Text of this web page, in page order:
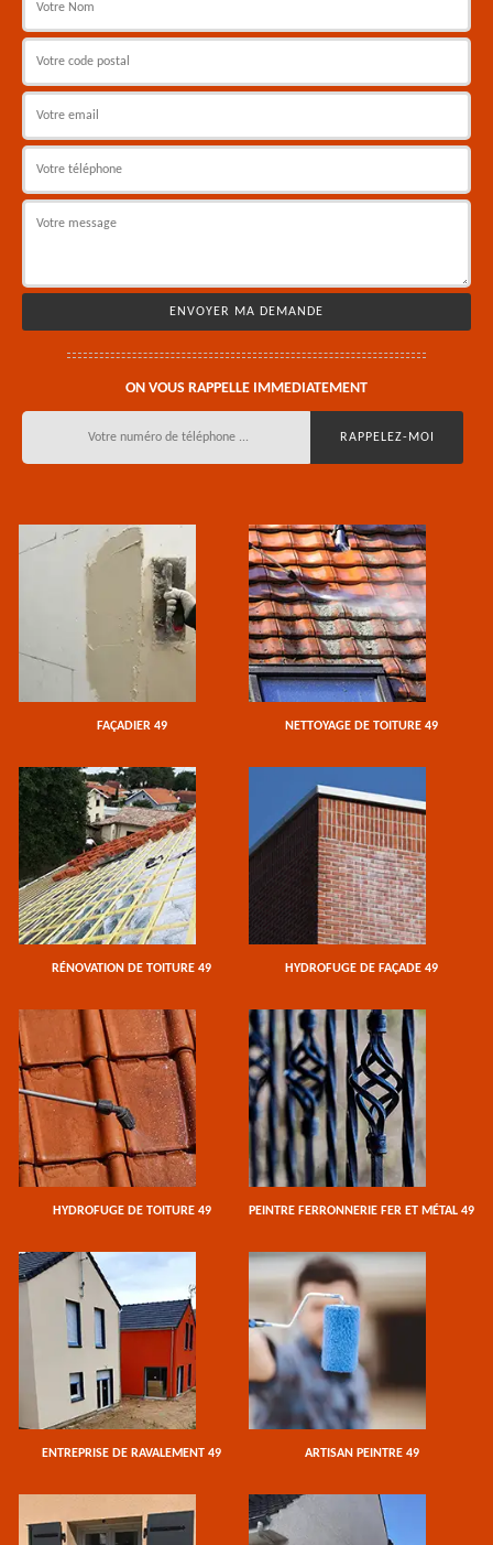
ON VOUS RAPPELLE IMMEDIATEMENT
FAÇADIER 49 NETTOYAGE DE TOITURE 49
RÉNOVATION DE TOITURE 49 HYDROFUGE DE FAÇADE 49
HYDROFUGE DE TOITURE 49 PEINTRE FERRONNERIE FER ET MÉTAL 49
ENTREPRISE DE RAVALEMENT 49 ARTISAN PEINTRE 49